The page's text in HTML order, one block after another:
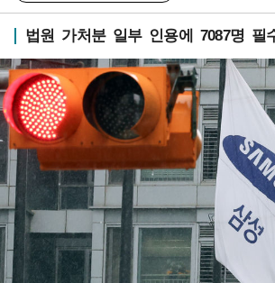
법원 가처분 일부 인용에 7087명 필